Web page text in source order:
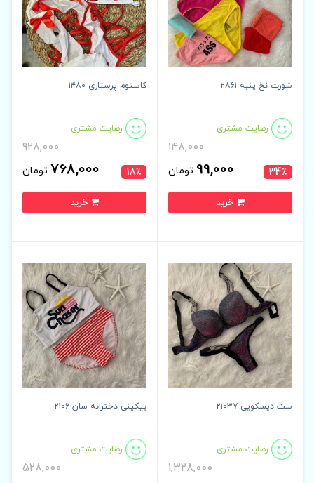
34٪
شورت نخ پنبه ۲۸۶۱
رضایت مشتری
148,000
99,000 تومان 18٪
کاستوم پرستاری ۱۴۸۰
رضایت مشتری
928,000
768,000 تومان
ست دیسکویی ۲۱۰۳۷
رضایت مشتری
1,328,000
بیکینی دخترانه سان ۲۱۰۶
رضایت مشتری
528,000